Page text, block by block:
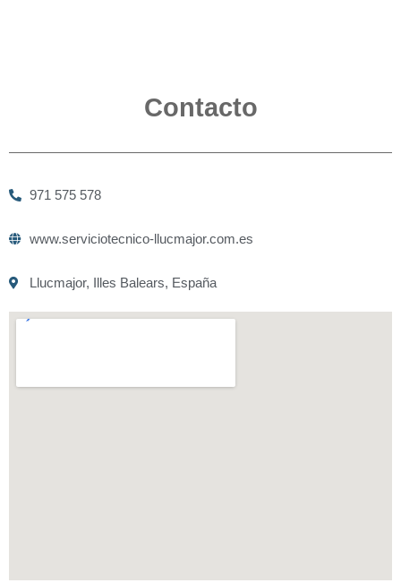
Contacto
971 575 578
www.serviciotecnico-llucmajor.com.es
Llucmajor, Illes Balears, España